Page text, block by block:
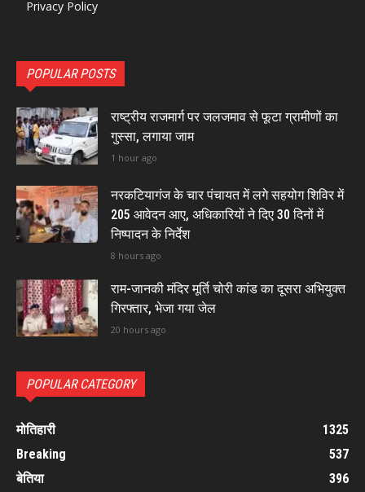
Privacy Policy
POPULAR POSTS
राष्ट्रीय राजमार्ग पर जलजमाव से फूटा ग्रामीणों का
गुस्सा, लगाया जाम
1 hour ago
नरकटियागंज के चार पंचायत में लगे सहयोग शिविर में
205 आवेदन आए, अधिकारियों ने दिए 30 दिनों में
निष्पादन के निर्देश
8 hours ago
राम-जानकी मंदिर मूर्ति चोरी कांड का दूसरा अभियुक्त
गिरफ्तार, भेजा गया जेल
20 hours ago
POPULAR CATEGORY
मोतिहारी
1325
Breaking
537
बेतिया
396